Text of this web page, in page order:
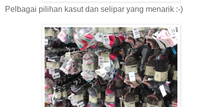
Pelbagai pilihan kasut dan selipar yang menarik :-)